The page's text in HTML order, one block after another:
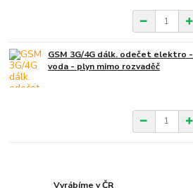
GSM 3G/4G dálk. odečet elektro -
voda - plyn mimo rozvaděč
Vyrábíme v ČR